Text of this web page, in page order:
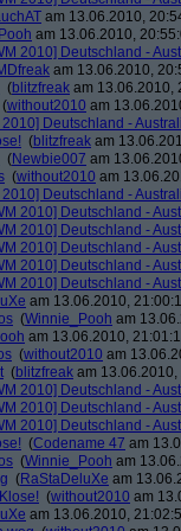
am 13.06.2010,
am 13.06.2010,
2010] Deutschland -
am 13.06.2010,
(blitzfreak am 13.06.2010,
(without2010 am
2010] Deutschland -
(blitzfreak am
(Newbie007 am
(without2010 am
2010] Deutschland -
2010] Deutschland -
2010] Deutschland -
2010] Deutschland -
2010] Deutschland -
2010] Deutschland -
am 13.06.2010,
(Winnie_Pooh am
am 13.06.2010,
(without2010 am
(blitzfreak am 13.06.2010,
2010] Deutschland -
2010] Deutschland -
2010] Deutschland -
(Codename 47 am
(Winnie_Pooh am
(RaStaDeluXe am
(without2010 am
am 13.06.2010,